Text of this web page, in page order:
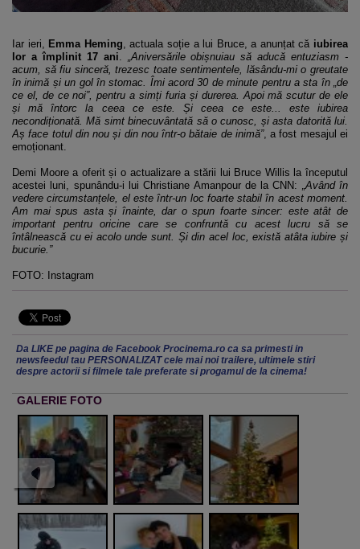
Iar ieri, Emma Heming, actuala soție a lui Bruce, a anunțat că iubirea
lor a împlinit 17 ani. „Aniversările obișnuiau să aducă entuziasm -
acum, să fiu sinceră, trezesc toate sentimentele, lăsându-mi o greutate
în inimă și un gol în stomac. Îmi acord 30 de minute pentru a sta în „de
ce el, de ce noi”, pentru a simți furia și durerea. Apoi mă scutur de ele
și mă întorc la ceea ce este. Și ceea ce este... este iubirea
necondiționată. Mă simt binecuvântată să o cunosc, și asta datorită lui.
Aș face totul din nou și din nou într-o bătaie de inimă”, a fost mesajul ei
emoționant.
Demi Moore a oferit și o actualizare a stării lui Bruce Willis la începutul
acestei luni, spunându-i lui Christiane Amanpour de la CNN: „Având în
vedere circumstanțele, el este într-un loc foarte stabil în acest moment.
Am mai spus asta și înainte, dar o spun foarte sincer: este atât de
important pentru oricine care se confruntă cu acest lucru să se
întâlnească cu ei acolo unde sunt. Și din acel loc, există atâta iubire și
bucurie.”
FOTO: Instagram
Da LIKE pe pagina de Facebook Procinema.ro ca sa primesti in
newsfeedul tau PERSONALIZAT cele mai noi trailere, ultimele stiri
despre actorii si filmele tale preferate si progamul de la cinema!
GALERIE FOTO